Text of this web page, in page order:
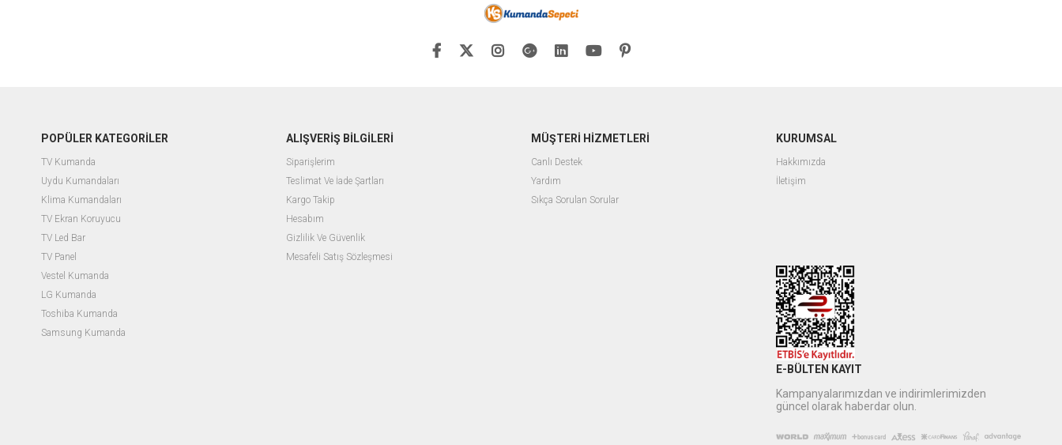
POPÜLER KATEGORİLER
TV Kumanda
Uydu Kumandaları
Klima Kumandaları
TV Ekran Koruyucu
TV Led Bar
TV Panel
Vestel Kumanda
LG Kumanda
Toshiba Kumanda
Samsung Kumanda
ALIŞVERİŞ BİLGİLERİ
Siparişlerim
Teslimat Ve İade Şartları
Kargo Takip
Hesabım
Gizlilik Ve Güvenlik
Mesafeli Satış Sözleşmesi
MÜŞTERİ HİZMETLERİ
Canlı Destek
Yardım
Sıkça Sorulan Sorular
KURUMSAL
Hakkımızda
İletişim
E-BÜLTEN KAYIT
Kampanyalarımızdan ve indirimlerimizden
güncel olarak haberdar olun.